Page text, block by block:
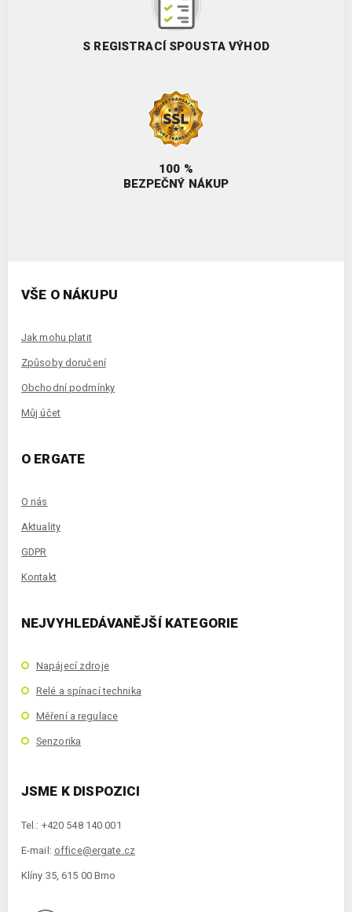
S REGISTRACÍ SPOUSTA VÝHOD
100 %
BEZPEČNÝ NÁKUP
VŠE O NÁKUPU
Jak mohu platit
Způsoby doručení
Obchodní podmínky
Můj účet
O ERGATE
O nás
Aktuality
GDPR
Kontakt
NEJVYHLEDÁVANĚJŠÍ KATEGORIE
Napájecí zdroje
Relé a spínací technika
Měření a regulace
Senzorika
JSME K DISPOZICI
Tel.: +420 548 140 001
E-mail: office@ergate.cz
Klíny 35, 615 00 Brno